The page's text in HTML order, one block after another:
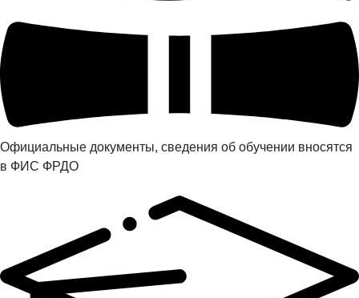
Официальные документы, сведения об обучении вносятся
в ФИС ФРДО